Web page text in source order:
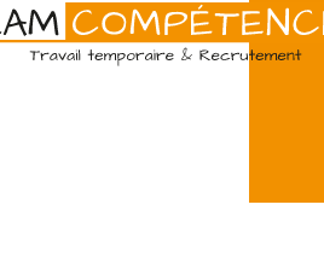
L'agence Team Compétences
son client ! Nous recherchons un
vue d'une mission longue en
une équipe déjà en place dans